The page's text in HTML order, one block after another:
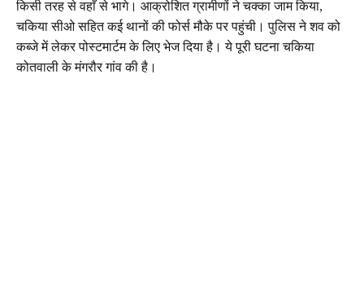
किसी तरह से वहाँ से भागे। आक्रोशित ग्रामीणों ने चक्का जाम किया,
चकिया सीओ सहित कई थानों की फोर्स मौके पर पहुंची। पुलिस ने शव को
कब्जे में लेकर पोस्टमार्टम के लिए भेज दिया है। ये पूरी घटना चकिया
कोतवाली के मंगरौर गांव की है।